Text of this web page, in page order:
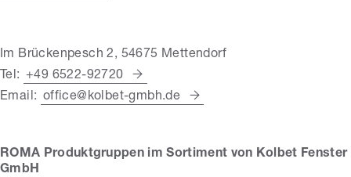
Im Brückenpesch 2, 54675 Mettendorf
Tel: +49 6522-92720
Email: office@kolbet-gmbh.de
ROMA Produktgruppen im Sortiment von Kolbet Fenster
GmbH